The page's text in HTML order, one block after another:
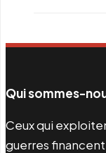
Qui sommes-
Ceux qui
guerres